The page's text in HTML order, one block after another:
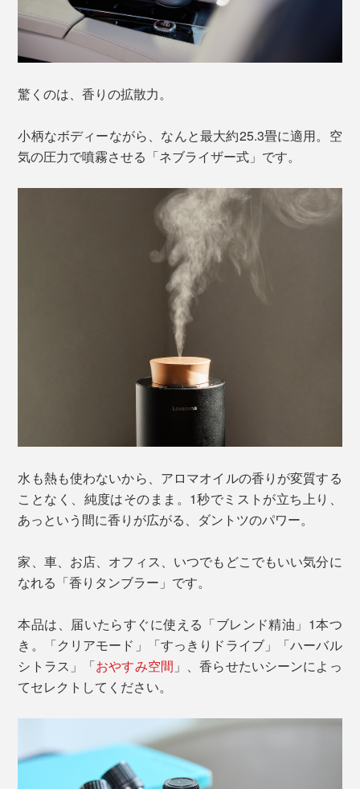
驚くのは、香りの拡散力。
小柄なボディーながら、なんと最大約25.3畳に適用。空
気の圧力で噴霧させる「ネブライザー式」です。
水も熱も使わないから、アロマオイルの香りが変質する
ことなく、純度はそのまま。1秒でミストが立ち上り、
あっという間に香りが広がる、ダントツのパワー。
家、車、お店、オフィス、いつでもどこでもいい気分に
なれる「香りタンブラー」です。
本品は、届いたらすぐに使える「ブレンド精油」1本つ
き。「クリアモード」「すっきりドライブ」「ハーバル
シトラス」「おやすみ空間 」、香らせたいシーンによっ
てセレクトしてください。